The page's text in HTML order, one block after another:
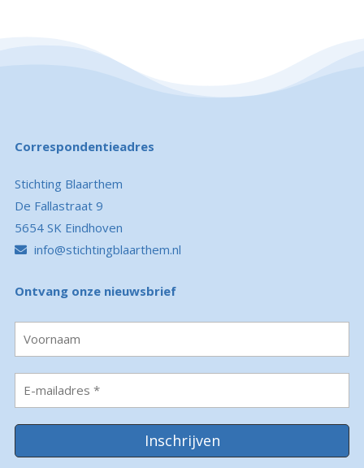
Correspondentieadres
Stichting Blaarthem
De Fallastraat 9
5654 SK Eindhoven
info@stichtingblaarthem.nl
Ontvang onze nieuwsbrief